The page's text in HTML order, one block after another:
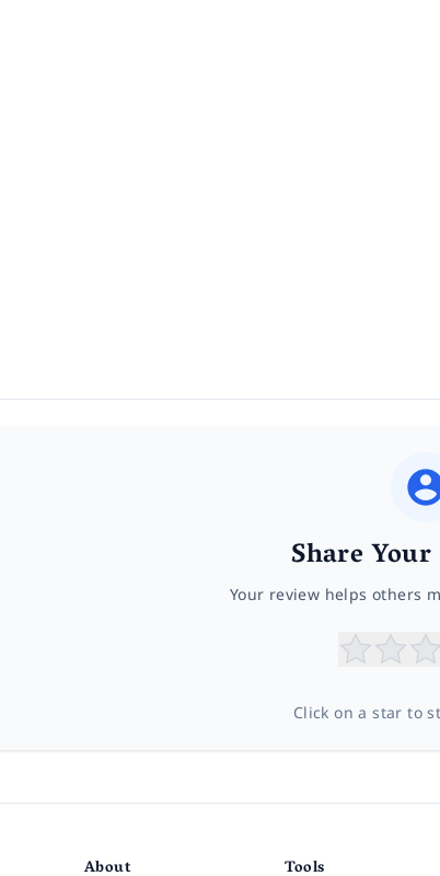
Share
Your review helps others
Click on a star to
About Tools